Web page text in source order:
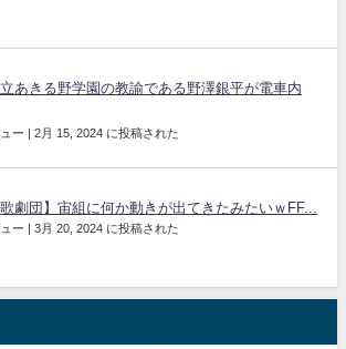
あきる野学園の教諭である野澤銀平が電車内
ー | 2月 15, 2024 に投稿された
歌劇団】宙組に何か動きが出てきたみたいｗFF...
ー | 3月 20, 2024 に投稿された